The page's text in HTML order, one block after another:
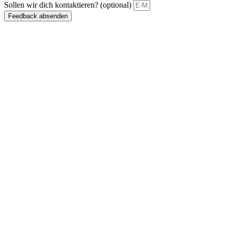
Sollen wir dich kontaktieren? (optional)
Feedback absenden